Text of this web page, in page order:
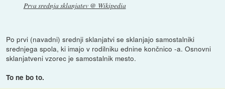
Prva srednja sklanjatev @ Wikipedia
Po prvi (navadni) srednji sklanjatvi se sklanjajo samostalniki
srednjega spola, ki imajo v rodilniku ednine končnico -a. Osnovni
sklanjatveni vzorec je samostalnik mesto.
To ne bo to.